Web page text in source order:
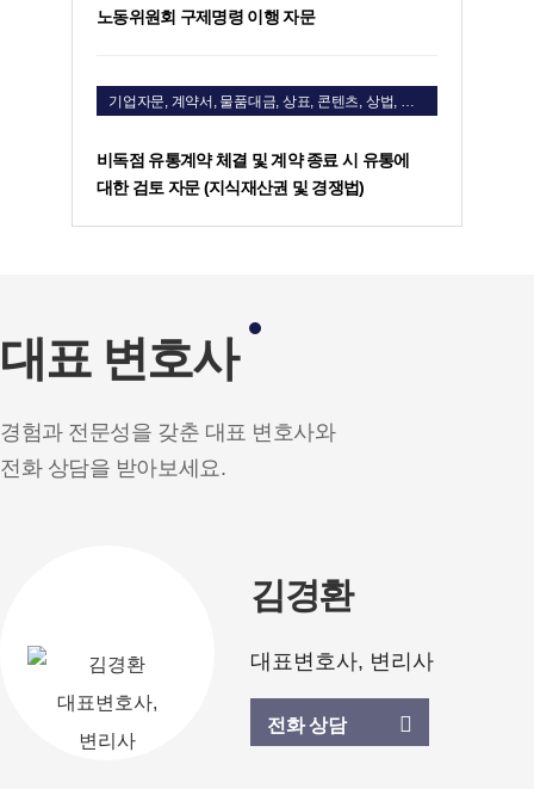
노동위원회 구제명령 이행 자문
기업자문, 계약서, 물품대금, 상표, 콘텐츠, 상법, 회사법, 공정거래
비독점 유통계약 체결 및 계약 종료 시 유통에
대한 검토 자문 (지식재산권 및 경쟁법)
대표 변호사
경험과 전문성을 갖춘 대표 변호사와
전화 상담을 받아보세요.
김경환
대표변호사, 변리사
전화 상담